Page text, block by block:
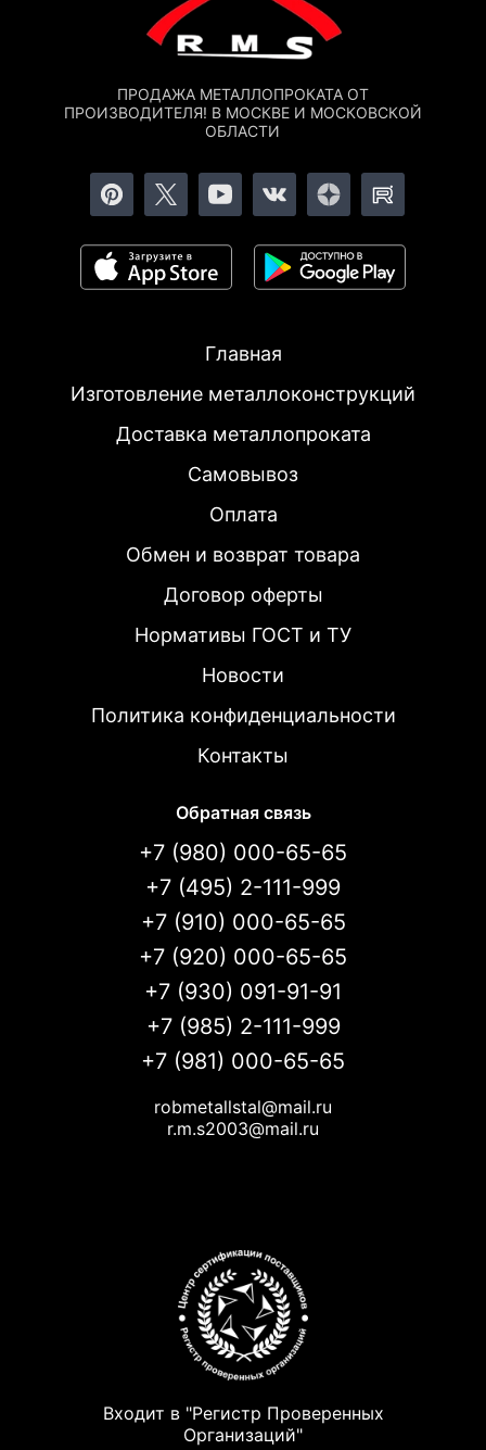
ПРОДАЖА МЕТАЛЛОПРОКАТА ОТ
ПРОИЗВОДИТЕЛЯ! В МОСКВЕ И МОСКОВСКОЙ
ОБЛАСТИ
Главная
Изготовление металлоконструкций
Доставка металлопроката
Самовывоз
Оплата
Обмен и возврат товара
Договор оферты
Нормативы ГОСТ и ТУ
Новости
Политика конфиденциальности
Контакты
Обратная связь
+7 (980) 000-65-65
+7 (495) 2-111-999
+7 (910) 000-65-65
+7 (920) 000-65-65
+7 (930) 091-91-91
+7 (985) 2-111-999
+7 (981) 000-65-65
robmetallstal@mail.ru
r.m.s2003@mail.ru
Входит в "Регистр Проверенных
Организаций"